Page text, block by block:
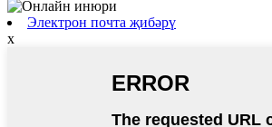
Электрон почта җибәрү
x